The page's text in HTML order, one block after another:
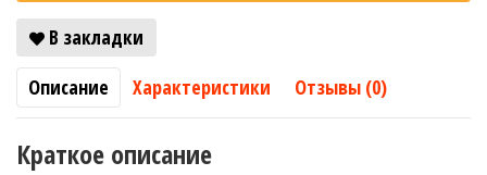
В закладки
Описание
Характеристики Отзывы (0)
Краткое описание